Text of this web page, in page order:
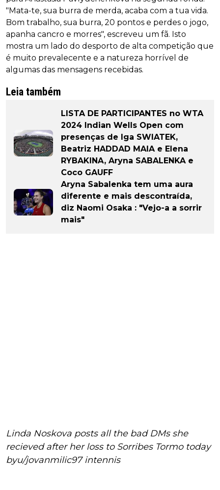
"Mata-te, sua burra de merda, acaba com a tua vida.
Bom trabalho, sua burra, 20 pontos e perdes o jogo,
apanha cancro e morres", escreveu um fã. Isto
mostra um lado do desporto de alta competição que
é muito prevalecente e a natureza horrível de
algumas das mensagens recebidas.
Leia também
LISTA DE PARTICIPANTES no WTA
2024 Indian Wells Open com
presenças de Iga SWIATEK,
Beatriz HADDAD MAIA e Elena
RYBAKINA, Aryna SABALENKA e
Coco GAUFF
Aryna Sabalenka tem uma aura
diferente e mais descontraída,
diz Naomi Osaka : "Vejo-a a sorrir
mais"
Linda Noskova posts all the bad DMs she
recieved after her loss to Sorribes Tormo today
byu/jovanmilic97intennis